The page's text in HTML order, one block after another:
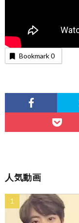
Bookmark0
人気動画